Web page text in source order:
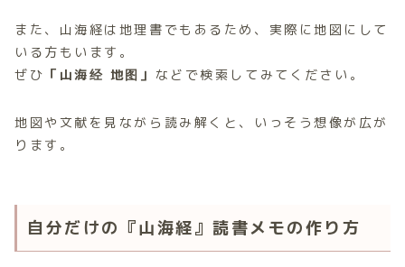
また、山海経は地理書でもあるため、実際に地図にして
いる方もいます。
ぜひ 「山海经 地图」 などで検索してみてください。
地図や文献を見ながら読み解くと、いっそう想像が広が
ります。
自分だけの『山海経』読書メモの作り方